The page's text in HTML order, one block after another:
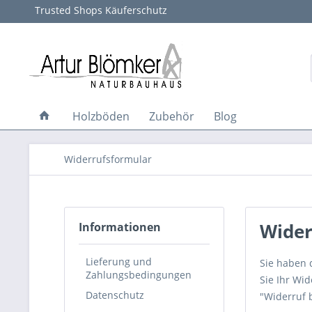
Trusted Shops Käuferschutz
Holzböden Zubehör Blog
Widerrufsformular
Informationen
Lieferung und
Zahlungsbedingungen
Datenschutz
Sie haben
Sie Ihr
"Widerruf